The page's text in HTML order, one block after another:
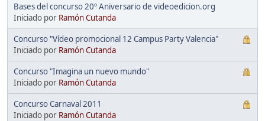
Bases del concurso 20º Aniversario de videoedicion.org
Iniciado por Ramón Cutanda
Concurso "Vídeo promocional 12 Campus Party Valencia"
Iniciado por Ramón Cutanda
Concurso "Imagina un nuevo mundo"
Iniciado por Ramón Cutanda
Concurso Carnaval 2011
Iniciado por Ramón Cutanda